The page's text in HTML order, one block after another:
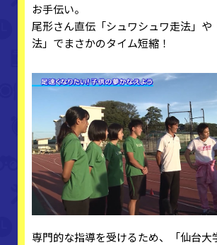
お手伝い。
尾形さん直伝「シュワシュワ走法」や
法」でまさかのタイム短縮！
専門的な指導を受けるため、「仙台大